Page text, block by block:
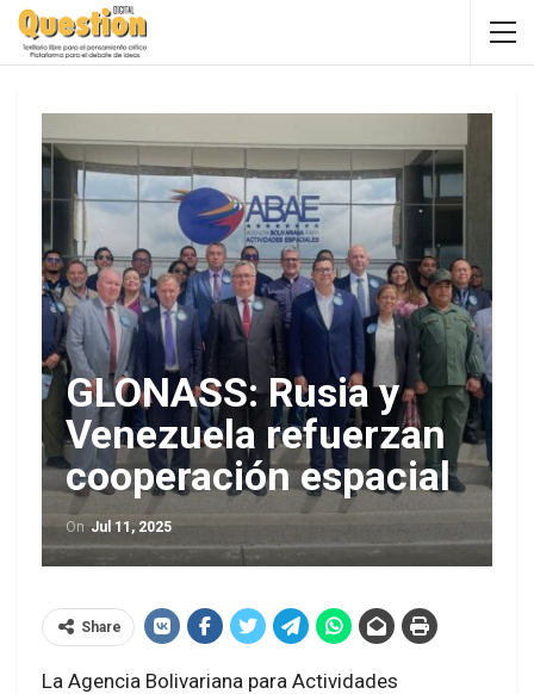
GLONASS: Rusia y
Venezuela refuerzan
cooperación espacial
On Jul 11, 2025
Share
La Agencia Bolivariana para Actividades